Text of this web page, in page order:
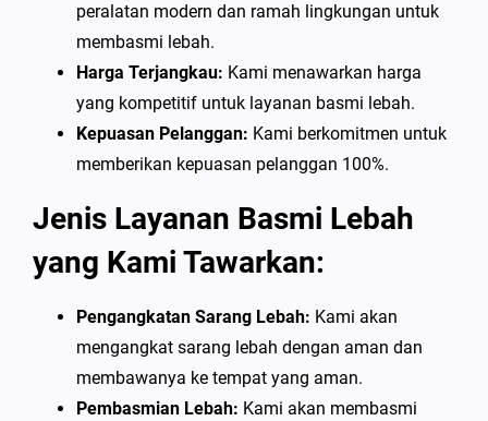
peralatan modern dan ramah lingkungan untuk
membasmi lebah.
Harga Terjangkau: Kami menawarkan harga
yang kompetitif untuk layanan basmi lebah.
Kepuasan Pelanggan: Kami berkomitmen untuk
memberikan kepuasan pelanggan 100%.
Jenis Layanan Basmi Lebah
yang Kami Tawarkan:
Pengangkatan Sarang Lebah: Kami akan
mengangkat sarang lebah dengan aman dan
membawanya ke tempat yang aman.
Pembasmian Lebah: Kami akan membasmi